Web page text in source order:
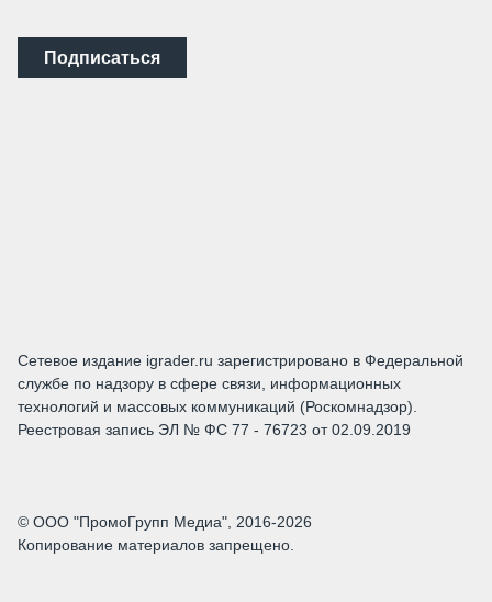
Подписаться
Сетевое издание igrader.ru зарегистрировано в Федеральной
службе по надзору в сфере связи, информационных
технологий и массовых коммуникаций (Роскомнадзор).
Реестровая запись ЭЛ № ФС 77 - 76723 от 02.09.2019
© ООО "ПромоГрупп Медиа", 2016-2026
Копирование материалов запрещено.